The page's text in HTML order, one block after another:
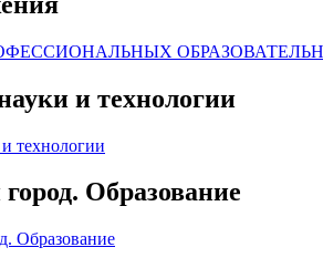
и технологии
Образование